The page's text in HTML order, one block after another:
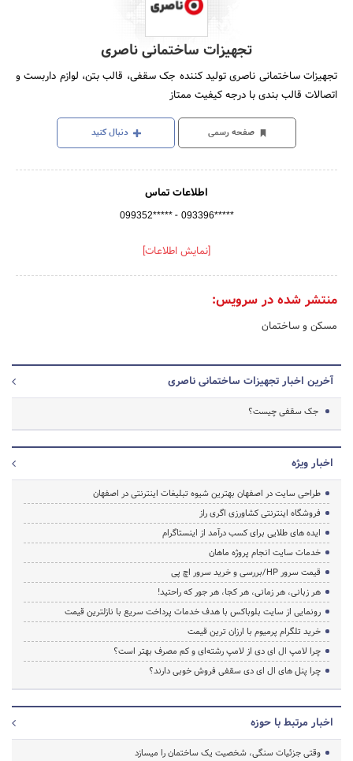
تجهیزات ساختمانی ناصری
تجهیزات ساختمانی ناصری تولید کننده جک سقفی، قالب بتن، لوازم داربست و
اتصالات قالب بندی با درجه کیفیت ممتاز
صفحه رسمی دنبال کنید
اطلاعات تماس
099352***** - 093396*****
[نمایش اطلاعات]
منتشر شده در سرویس:
مسکن و ساختمان
آخرین اخبار تجهیزات ساختمانی ناصری
جک سقفی چیست؟
اخبار ویژه
طراحی سایت در اصفهان بهترین شیوه تبلیغات اینترنتی در اصفهان
فروشگاه اینترنتی کشاورزی اگری راز
ایده های طلایی برای کسب درآمد از اینستاگرام
خدمات سایت انجام پروژه ماهان
قیمت سرور HP/بررسی و خرید سرور اچ پی
هر زبانی، هر زمانی، هر کجا، هر جور که راحتید!
رونمایی از سایت بلوباکس با هدف خدمات پرداخت سریع با نازلترین قیمت
خرید تلگرام پرمیوم با ارزان ترین قیمت
چرا لامپ ال ای دی از لامپ رشته‌ای و کم مصرف بهتر است؟
چرا پنل های ال ای دی سقفی فروش خوبی دارند؟
اخبار مرتبط با حوزه
وقتی جزئیات سنگی، شخصیت یک ساختمان را میسازد